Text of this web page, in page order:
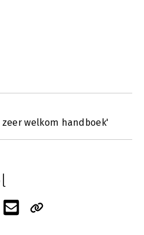
welkom handboek'